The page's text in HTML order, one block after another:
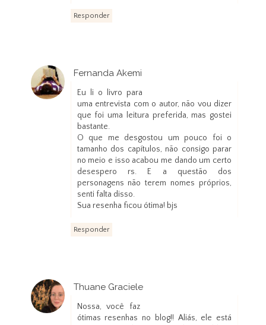
Responder
Fernanda Akemi
Eu li o livro para
uma entrevista com o autor, não vou dizer
que foi uma leitura preferida, mas gostei
bastante.
O que me desgostou um pouco foi o
tamanho dos capítulos, não consigo parar
no meio e isso acabou me dando um certo
desespero rs. E a questão dos
personagens não terem nomes próprios,
senti falta disso.
Sua resenha ficou ótima! bjs
Responder
Thuane Graciele
Nossa, você faz
ótimas resenhas no blog!! Aliás, ele está